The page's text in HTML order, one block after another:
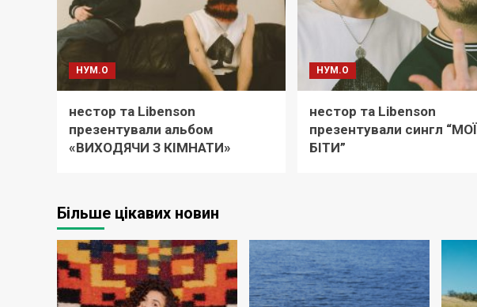
НУМ.О
нестор та Libenson
презентували альбом
«ВИХОДЯЧИ З КІМНАТИ»
НУМ.О
нестор та Libenson
презентували сингл “МОЇ
БІТИ”
Більше цікавих новин